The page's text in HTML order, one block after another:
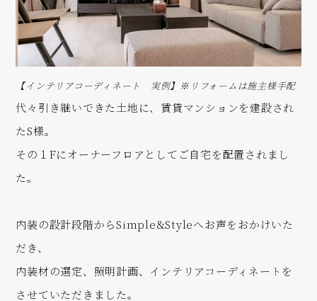
【インテリアコーディネート 実例】※リフォームは施主様手配
代々引き継いできた土地に、賃貸マンションを建設され
たS様。
その１Fにオーナーフロアとしてご自宅を配置されまし
た。
内装の設計段階からSimple&Styleへお声をおかけいた
だき、
内装材の選定、照明計画、インテリアコーディネートを
させていただきました。